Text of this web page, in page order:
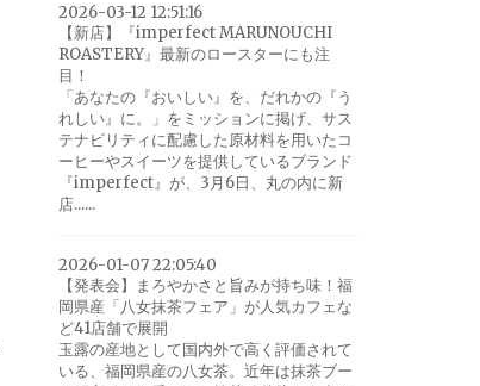
2026-03-12 12:51:16
【新店】『imperfect MARUNOUCHI
ROASTERY』最新のロースターにも注
目！
「あなたの『おいしい』を、だれかの『う
れしい』に。」をミッションに掲げ、サス
テナビリティに配慮した原材料を用いたコ
ーヒーやスイーツを提供しているブランド
『imperfect』が、3月6日、丸の内に新
店......
2026-01-07 22:05:40
【発表会】まろやかさと旨みが持ち味！福
岡県産「八女抹茶フェア」が人気カフェな
ど41店舗で展開
玉露の産地として国内外で高く評価されて
いる、福岡県産の八女茶。近年は抹茶ブー